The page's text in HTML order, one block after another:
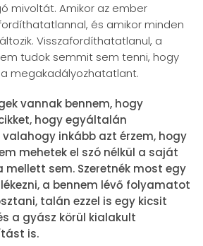
mivoltát. Amikor az ember
és amikor minden
Visszafordíthatatlanul, a
tudok semmit sem tenni, hogy
megakadályozhatatlant.
vannak bennem, hogy
hogy egyáltalán
inkább azt érzem, hogy
mehetek el szó nélkül a saját
sem. Szeretnék most egy
a bennem lévő folyamatot
talán ezzel is egy kicsit
a gyász körül kialakult
is.